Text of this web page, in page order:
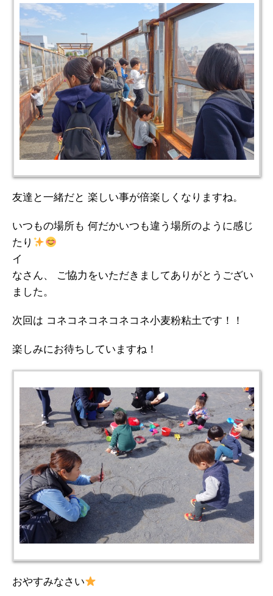
友達と一緒だと 楽しい事が倍楽しくなりますね。
いつもの場所も 何だかいつも違う場所のように感じ
たり
イ
なさん、 ご協力をいただきましてありがとうござい
ました。
次回は コネコネコネコネコネ小麦粉粘土です！！
楽しみにお待ちしていますね！
おやすみなさい